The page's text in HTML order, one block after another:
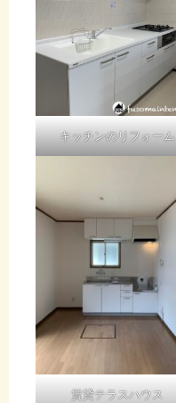
キッチンのリフォーム
賃貸テラスハウス